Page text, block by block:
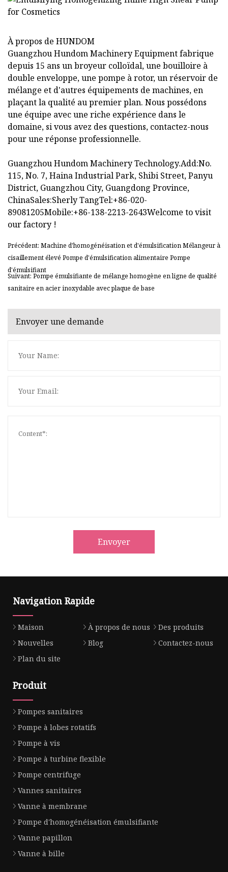
À propos de HUNDOM
Guangzhou Hundom Machinery Equipment fabrique
depuis 15 ans un broyeur colloïdal, une bouilloire à
double enveloppe, une pompe à rotor, un réservoir de
mélange et d'autres équipements de machines, en
plaçant la qualité au premier plan. Nous possédons
une équipe avec une riche expérience dans le
domaine, si vous avez des questions, contactez-nous
pour une réponse professionnelle.
Guangzhou Hundom Machinery Technology.Add:No.
115, No. 7, Haina Industrial Park, Shibi Street, Panyu
District, Guangzhou City, Guangdong Province,
ChinaSales:Sherly TangTel:+86-020-
89081205Mobile:+86-138-2213-2643Welcome to visit
our factory !
Précédent: Machine d'homogénéisation et d'émulsification Mélangeur à
cisaillement élevé Pompe d'émulsification alimentaire Pompe
d'émulsifiant
Suivant: Pompe émulsifiante de mélange homogène en ligne de qualité
sanitaire en acier inoxydable avec plaque de base
Envoyer une demande
Envoyer
Navigation Rapide
Maison À propos de nous
Des produits
Nouvelles
Blog
Contactez-nous
Plan du site
Produit
Pompes sanitaires
Pompe à lobes rotatifs
Pompe à vis
Pompe à turbine flexible
Pompe centrifuge
Vannes sanitaires
Vanne à membrane
Pompe d'homogénéisation émulsifiante
Vanne papillon
Vanne à bille